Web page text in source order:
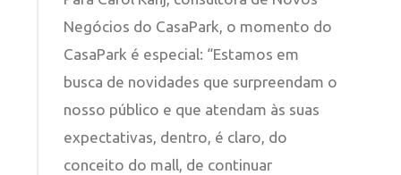
Negócios do CasaPark, o momento do
CasaPark é especial: “Estamos em
busca de novidades que surpreendam o
nosso público e que atendam às suas
expectativas, dentro, é claro, do
conceito do mall, de continuar